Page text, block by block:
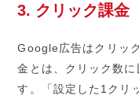
3. クリック課金
Google広告はクリッ
金とは、クリック数
す。「設定した1クリ